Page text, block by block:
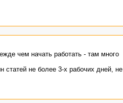
чем начать работать - там много
не более 3-х рабочих дней, не